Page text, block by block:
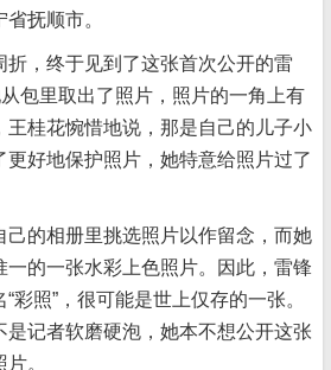
抚顺市。
折，终于见到了这张首次公开的雷
包里取出了照片，照片的一角上有
王桂花惋惜地说，那是自己的儿子小
更好地保护照片，她特意给照片过了
己的相册里挑选照片以作留念，而她
一的一张水彩上色照片。因此，雷锋
彩照”，很可能是世上仅存的一张。
记者软磨硬泡，她本不想公开这张
。